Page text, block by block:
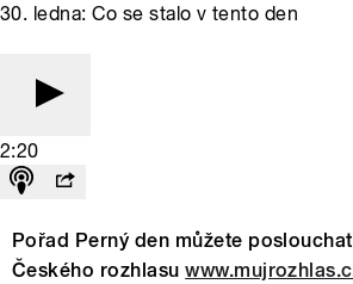
30. ledna: Co se stalo v tento den
2:20
Pořad Perný den můžete
Českého rozhlasu